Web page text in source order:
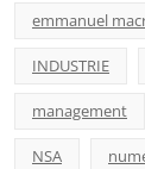
emmanuel
INDUSTRIE
management
NSA